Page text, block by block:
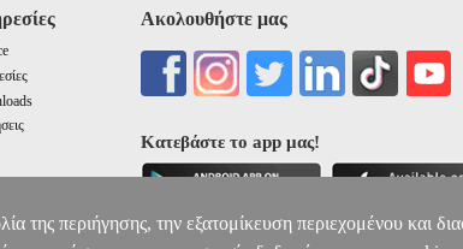
Ακολουθήστε μας
Κατεβάστε το app μας!
της περιήγησης, την εξατομίκευση περιεχομένου και